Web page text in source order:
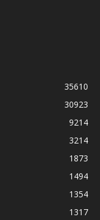
35610
30923
9214
3214
1873
1494
1354
1317